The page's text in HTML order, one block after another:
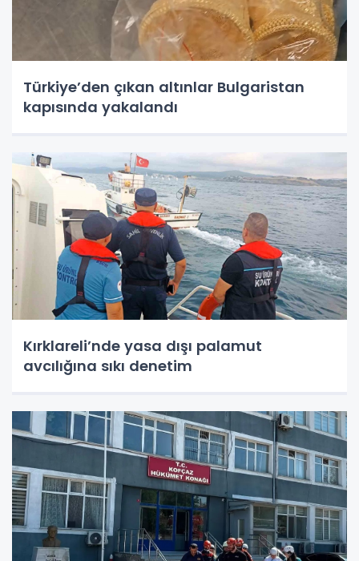
Türkiye’den çıkan altınlar Bulgaristan
kapısında yakalandı
Kırklareli’nde yasa dışı palamut
avcılığına sıkı denetim